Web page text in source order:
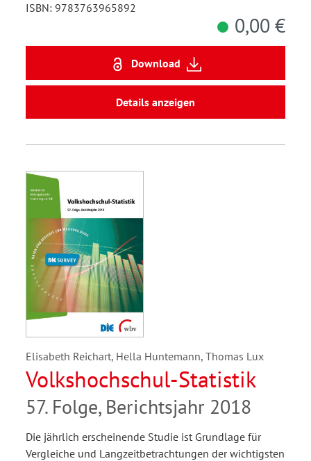
ISBN: 9783763965892
0,00 €
Download
Details anzeigen
Elisabeth Reichart, Hella Huntemann, Thomas Lux
Volkshochschul-Statistik
57. Folge, Berichtsjahr 2018
Die jährlich erscheinende Studie ist Grundlage für
Vergleiche und Langzeitbetrachtungen der wichtigsten